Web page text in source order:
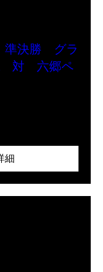
決勝 グラ
対 六郷ペ
細